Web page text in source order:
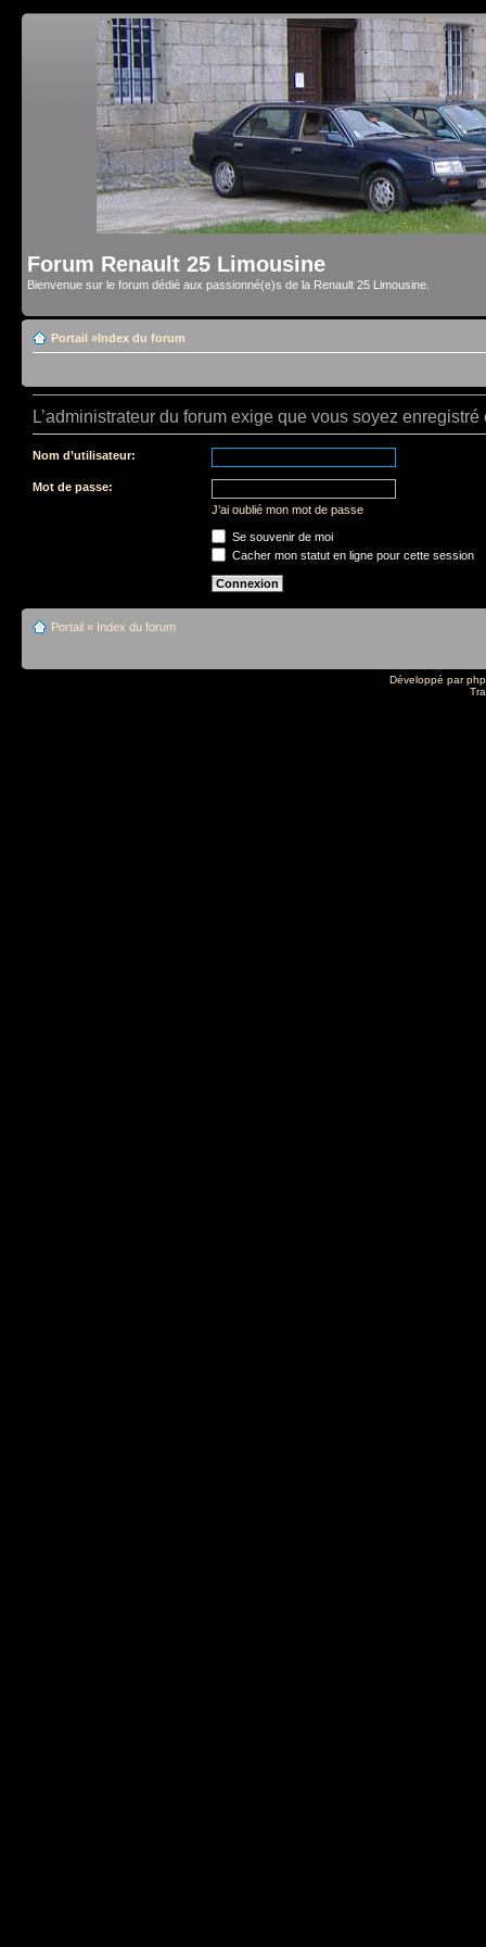
Forum Renault 25 Limousine
Bienvenue sur le forum dédié aux passionné(e)s de la Renault 25 Limousine.
Portail »Index du forum
L’administrateur du forum exige que vous soyez
Nom d’utilisateur:
Mot de passe:
J’ai oublié mon mot de passe
Se souvenir de moi
Cacher mon statut en ligne pour cette session
Portail » Index du forum
Développé par